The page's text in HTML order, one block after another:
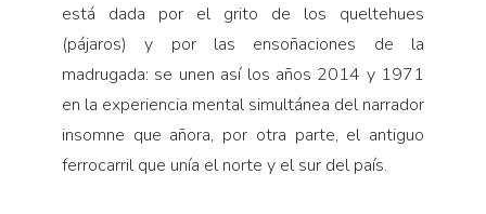
está dada por el grito de los queltehues
(pájaros) y por las ensoñaciones de la
madrugada: se unen así los años 2014 y 1971
en la experiencia mental simultánea del narrador
insomne que añora, por otra parte, el antiguo
ferrocarril que unía el norte y el sur del país.